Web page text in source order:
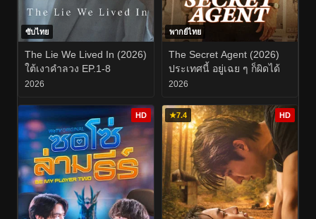
ซับไทย
The Lie We Lived In (2026)
ใต้เงาคำลวง EP.1-8
2026
พากย์ไทย
The Secret Agent (2026)
ประเทศนี้ อยู่เฉย ๆ ก็ผิดได้
2026
HD ★7.4 HD